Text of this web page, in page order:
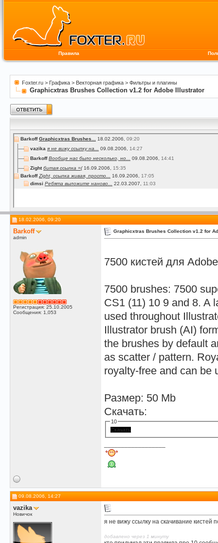
Правила
Foxter.ru > Графика > Векторная графика > Фильтры и плагины
Graphicxtras Brushes Collection v1.2 for Adobe Illustrator
Barkoff Graphicxtras Brushes... 18.02.2006, 09:20
vazika я не вижу ссылку на... 09.08.2006, 14:27
Barkoff Вообще нас было несколько, но... 09.08.2006, 14:41
Zight битая ссылка =(16.09.2006, 15:35
Barkoff Zight, ссылка живая, просто... 16.09.2006, 17:05
dimsi Ребята выложите наново... 22.03.2007, 11:03
18.02.2006, 09:20
Barkoff
admin
Регистрация: 25.10.2005
Сообщения: 1,053
Graphicxtras Brushes Collection v1.2 for
7500 кистей для
7500 brushes: 7500
CS1 (11) 10 9 and 8. A
used throughout
Illustrator brush (AI)
the brushes by default
as scatter / pattern.
royalty-free and can be
Размер: 50 Mb
Скачать:
10
Скачать
09.08.2006, 14:27
vazika
Новичок
я не вижу ссылку на скачивание кистей
добавлено через 1 минуту